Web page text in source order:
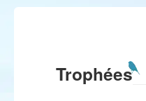
Trophées